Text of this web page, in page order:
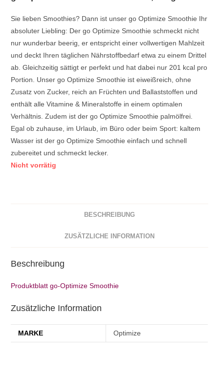
Sie lieben Smoothies? Dann ist unser go Optimize Smoothie Ihr
absoluter Liebling: Der go Optimize Smoothie schmeckt nicht
nur wunderbar beerig, er entspricht einer vollwertigen Mahlzeit
und deckt Ihren täglichen Nährstoffbedarf etwa zu einem Drittel
ab. Gleichzeitig sättigt er perfekt und hat dabei nur 201 kcal pro
Portion. Unser go Optimize Smoothie ist eiweißreich, ohne
Zusatz von Zucker, reich an Früchten und Ballaststoffen und
enthält alle Vitamine & Mineralstoffe in einem optimalen
Verhältnis. Zudem ist der go Optimize Smoothie palmölfrei.
Egal ob zuhause, im Urlaub, im Büro oder beim Sport: kaltem
Wasser ist der go Optimize Smoothie einfach und schnell
zubereitet und schmeckt lecker.
Nicht vorrätig
BESCHREIBUNG
ZUSÄTZLICHE INFORMATION
Beschreibung
Produktblatt go-Optimize Smoothie
Zusätzliche Information
MARKE Optimize